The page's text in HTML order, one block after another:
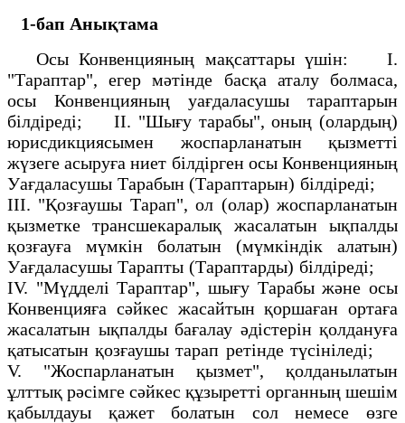
1-бап Анықтама
Осы Конвенцияның мақсаттары үшiн: I.
"Тараптар", егер мәтiнде басқа аталу болмаса,
осы Конвенцияның уағдаласушы тараптарын
бiлдiредi; ІІ. "Шығу тарабы", оның (олардың)
юрисдикциясымен жоспарланатын қызметтi
жүзеге асыруға ниет бiлдiрген осы Конвенцияның
Уағдаласушы Тарабын (Тараптарын) бiлдiредi;
III. "Қозғаушы Тарап", ол (олар) жоспарланатын
қызметке трансшекаралық жасалатын ықпалды
қозғауға мүмкiн болатын (мүмкiндiк алатын)
Уағдаласушы Тарапты (Тараптарды) бiлдiредi;
IV. "Мүдделi Тараптар", шығу Тарабы және осы
Конвенцияға сәйкес жасайтын қоршаған ортаға
жасалатын ықпалды бағалау әдiстерiн қолдануға
қатысатын қозғаушы тарап ретiнде түсiнiледi;
V. "Жоспарланатын қызмет", қолданылатын
ұлттық рәсiмге сәйкес құзыреттi органның шешiм
қабылдауы қажет болатын сол немесе өзге